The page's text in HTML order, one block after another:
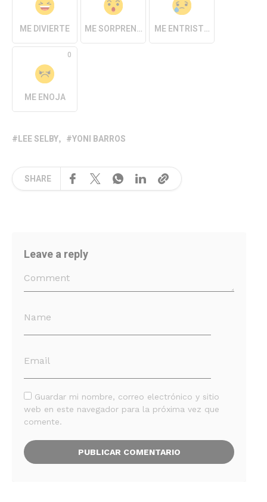
ME DIVIERTE ME SORPRENDE ME ENTRISTECE
0
ME ENOJA
LEE SELBY YONI BARROS
SHARE
Leave a reply
Guardar mi nombre, correo electrónico y sitio
web en este navegador para la próxima vez que
comente.